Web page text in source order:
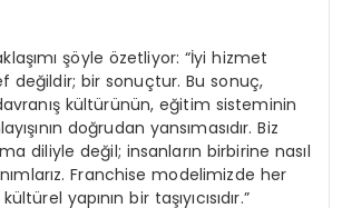
şöyle özetliyor: “İyi hizmet
değildir; bir sonuçtur. Bu sonuç,
kültürünün, eğitim sisteminin
doğrudan yansımasıdır. Biz
diliyle değil; insanların birbirine nasıl
Franchise modelimizde her
yapının bir taşıyıcısıdır.”